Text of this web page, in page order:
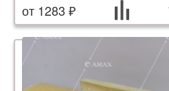
от 1283 ₽